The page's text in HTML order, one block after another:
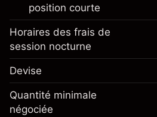
Marge. Votre
investissement
Ajustement des fonds de
overnight
position courte
Marge. Votre
Horaires des frais de
session nocturne
Devise
Quantité minimale
négociée